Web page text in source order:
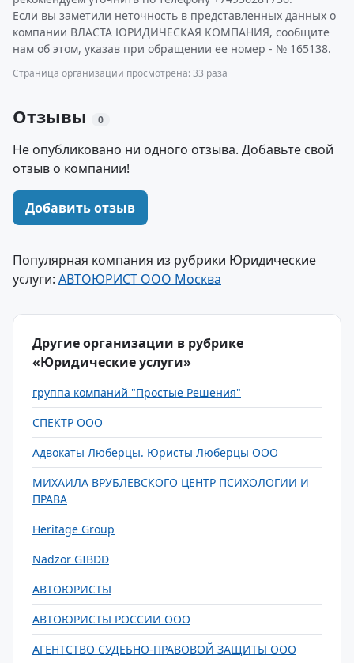
Если вы заметили неточность в представленных данных о
компании ВЛАСТА ЮРИДИЧЕСКАЯ КОМПАНИЯ, сообщите
нам об этом, указав при обращении ее номер - № 165138.
Страница организации просмотрена: 33 раза
Отзывы 0
Не опубликовано ни одного отзыва. Добавьте свой
отзыв о компании!
Добавить отзыв
Популярная компания из рубрики Юридические
услуги: АВТОЮРИСТ ООО Москва
Другие организации в рубрике
«Юридические услуги»
группа компаний "Простые Решения"
СПЕКТР ООО
Адвокаты Люберцы. Юристы Люберцы ООО
МИХАИЛА ВРУБЛЕВСКОГО ЦЕНТР ПСИХОЛОГИИ И
ПРАВА
Heritage Group
Nadzor GIBDD
АВТОЮРИСТЫ
АВТОЮРИСТЫ РОССИИ ООО
АГЕНТСТВО СУДЕБНО-ПРАВОВОЙ ЗАЩИТЫ ООО